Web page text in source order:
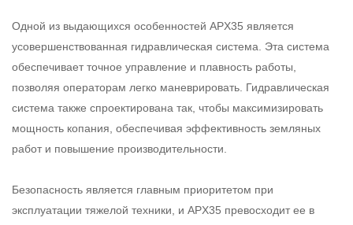
Одной из выдающихся особенностей APX35 является
усовершенствованная гидравлическая система. Эта система
обеспечивает точное управление и плавность работы,
позволяя операторам легко маневрировать. Гидравлическая
система также спроектирована так, чтобы максимизировать
мощность копания, обеспечивая эффективность земляных
работ и повышение производительности.
Безопасность является главным приоритетом при
эксплуатации тяжелой техники, и APX35 превосходит ее в